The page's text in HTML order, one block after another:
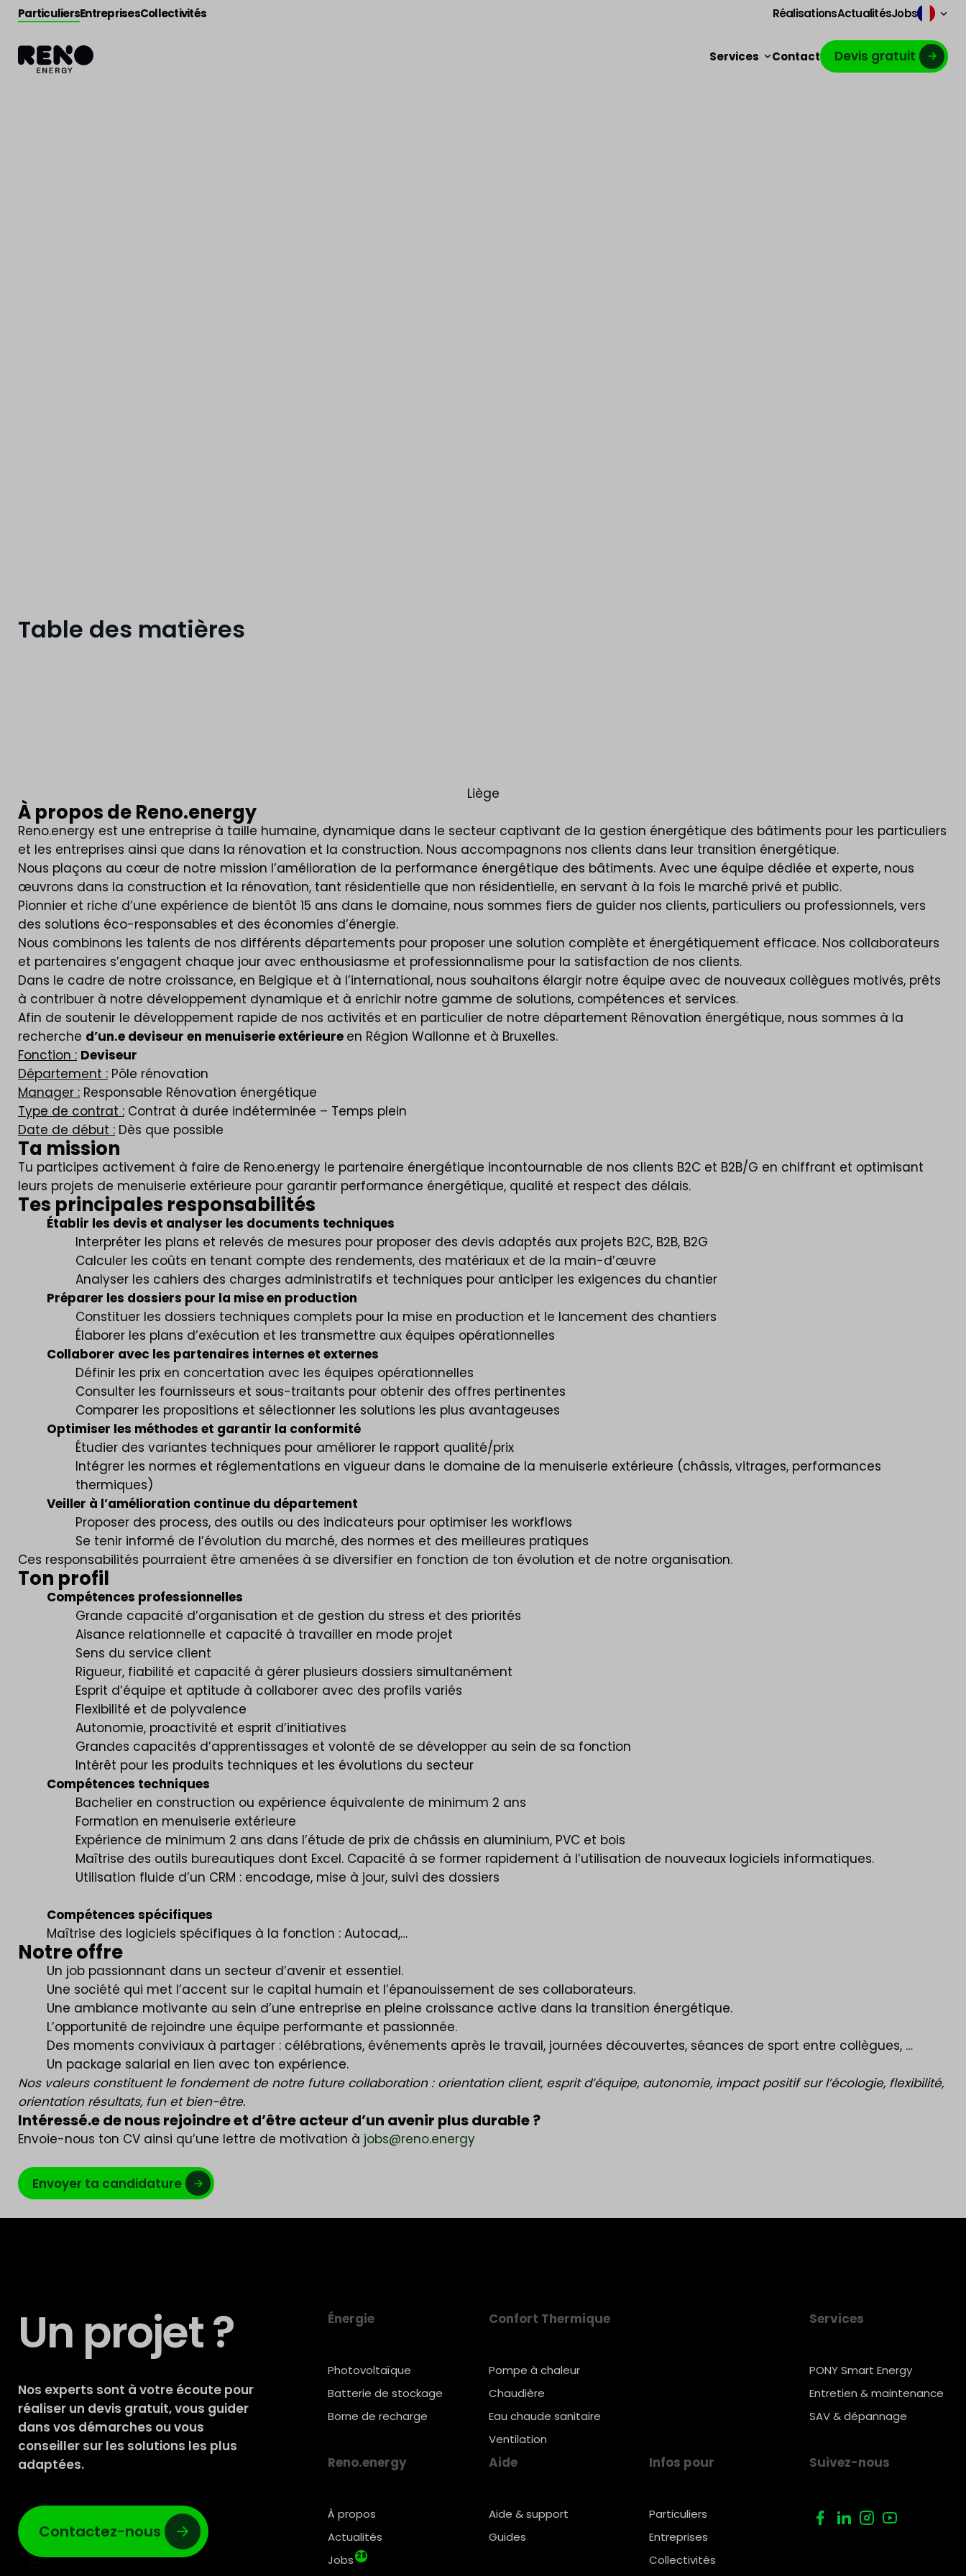
ParticuliersEntreprisesCollectivités RéalisationsActualitésJobs
Services Contact Devis gratuit
Table des matières
Liège
À propos de Reno.energy
Reno.energy est une entreprise à taille humaine, dynamique dans le secteur captivant de la gestion énergétique des bâtiments pour les particuliers
et les entreprises ainsi que dans la rénovation et la construction. Nous accompagnons nos clients dans leur transition énergétique.
Nous plaçons au cœur de notre mission l’amélioration de la performance énergétique des bâtiments. Avec une équipe dédiée et experte, nous
œuvrons dans la construction et la rénovation, tant résidentielle que non résidentielle, en servant à la fois le marché privé et public.
Pionnier et riche d’une expérience de bientôt 15 ans dans le domaine, nous sommes fiers de guider nos clients, particuliers ou professionnels, vers
des solutions éco-responsables et des économies d’énergie.
Nous combinons les talents de nos différents départements pour proposer une solution complète et énergétiquement efficace. Nos collaborateurs
et partenaires s’engagent chaque jour avec enthousiasme et professionnalisme pour la satisfaction de nos clients.
Dans le cadre de notre croissance, en Belgique et à l’international, nous souhaitons élargir notre équipe avec de nouveaux collègues motivés, prêts
à contribuer à notre développement dynamique et à enrichir notre gamme de solutions, compétences et services.
Afin de soutenir le développement rapide de nos activités et en particulier de notre département Rénovation énergétique, nous sommes à la
recherche d’un.e deviseur en menuiserie extérieure en Région Wallonne et à Bruxelles.
Fonction : Deviseur
Département : Pôle rénovation
Manager : Responsable Rénovation énergétique
Type de contrat : Contrat à durée indéterminée – Temps plein
Date de début : Dès que possible
Ta mission
Tu participes activement à faire de Reno.energy le partenaire énergétique incontournable de nos clients B2C et B2B/G en chiffrant et optimisant
leurs projets de menuiserie extérieure pour garantir performance énergétique, qualité et respect des délais.
Tes principales responsabilités
Établir les devis et analyser les documents techniques
Interpréter les plans et relevés de mesures pour proposer des devis adaptés aux projets B2C, B2B, B2G
Calculer les coûts en tenant compte des rendements, des matériaux et de la main-d’œuvre
Analyser les cahiers des charges administratifs et techniques pour anticiper les exigences du chantier
Préparer les dossiers pour la mise en production
Constituer les dossiers techniques complets pour la mise en production et le lancement des chantiers
Élaborer les plans d’exécution et les transmettre aux équipes opérationnelles
Collaborer avec les partenaires internes et externes
Définir les prix en concertation avec les équipes opérationnelles
Consulter les fournisseurs et sous-traitants pour obtenir des offres pertinentes
Comparer les propositions et sélectionner les solutions les plus avantageuses
Optimiser les méthodes et garantir la conformité
Étudier des variantes techniques pour améliorer le rapport qualité/prix
Intégrer les normes et réglementations en vigueur dans le domaine de la menuiserie extérieure (châssis, vitrages, performances
thermiques)
Veiller à l’amélioration continue du département
Proposer des process, des outils ou des indicateurs pour optimiser les workflows
Se tenir informé de l’évolution du marché, des normes et des meilleures pratiques
Ces responsabilités pourraient être amenées à se diversifier en fonction de ton évolution et de notre organisation.
Ton profil
Compétences professionnelles
Grande capacité d’organisation et de gestion du stress et des priorités
Aisance relationnelle et capacité à travailler en mode projet
Sens du service client
Rigueur, fiabilité et capacité à gérer plusieurs dossiers simultanément
Esprit d’équipe et aptitude à collaborer avec des profils variés
Flexibilité et de polyvalence
Autonomie, proactivité et esprit d’initiatives
Grandes capacités d’apprentissages et volonté de se développer au sein de sa fonction
Intérêt pour les produits techniques et les évolutions du secteur
Compétences techniques
Bachelier en construction ou expérience équivalente de minimum 2 ans
Formation en menuiserie extérieure
Expérience de minimum 2 ans dans l’étude de prix de châssis en aluminium, PVC et bois
Maîtrise des outils bureautiques dont Excel. Capacité à se former rapidement à l’utilisation de nouveaux logiciels informatiques.
Utilisation fluide d’un CRM : encodage, mise à jour, suivi des dossiers
Compétences spécifiques
Maîtrise des logiciels spécifiques à la fonction : Autocad,…
Notre offre
Un job passionnant dans un secteur d’avenir et essentiel.
Une société qui met l’accent sur le capital humain et l’épanouissement de ses collaborateurs.
Une ambiance motivante au sein d’une entreprise en pleine croissance active dans la transition énergétique.
L’opportunité de rejoindre une équipe performante et passionnée.
Des moments conviviaux à partager : célébrations, événements après le travail, journées découvertes, séances de sport entre collègues, …
Un package salarial en lien avec ton expérience.
Nos valeurs constituent le fondement de notre future collaboration : orientation client, esprit d’équipe, autonomie, impact positif sur l’écologie, flexibilité,
orientation résultats, fun et bien-être.
Intéressé.e de nous rejoindre et d’être acteur d’un avenir plus durable ?
Envoie-nous ton CV ainsi qu’une lettre de motivation à jobs@reno.energy
Envoyer ta candidature
Un projet ?
Nos experts sont à votre écoute pour
réaliser un devis gratuit, vous guider
dans vos démarches ou vous
conseiller sur les solutions les plus
adaptées.
Contactez-nous
Énergie
Photovoltaïque
Batterie de stockage
Borne de recharge
Confort Thermique
Pompe à chaleur
Chaudière
Eau chaude sanitaire
Ventilation
Services
PONY Smart Energy
Entretien & maintenance
SAV & dépannage
Reno.energy
À propos
Actualités
Jobs 28
Aide
Aide & support
Guides
Infos pour
Particuliers
Entreprises
Collectivités
Suivez-nous